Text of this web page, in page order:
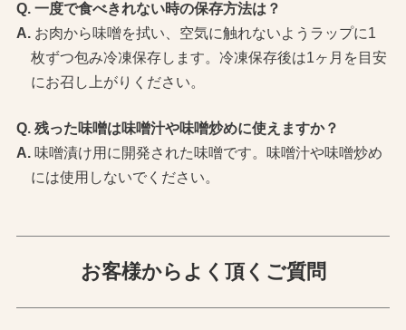
一度で食べきれない時の保存方法は？
お肉から味噌を拭い、空気に触れないようラップに1
枚ずつ包み冷凍保存します。冷凍保存後は1ヶ月を目安
にお召し上がりください。
残った味噌は味噌汁や味噌炒めに使えますか？
味噌漬け用に開発された味噌です。味噌汁や味噌炒め
には使用しないでください。
お客様からよく頂くご質問